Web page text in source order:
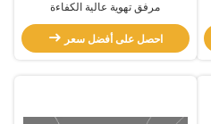
مرفق تهوية عالية الكفاءة
احصل على أفضل سعر